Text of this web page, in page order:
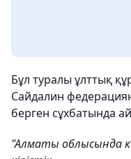
Бұл туралы ұлттық
Сайдалин
берген сұхбатында
"Алматы облысында